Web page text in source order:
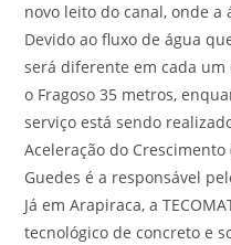
novo leito do canal, onde
Devido ao fluxo de água
será diferente em cada
o Fragoso 35 metros,
serviço está sendo
Aceleração do
Guedes é a responsável
Já em Arapiraca, a
tecnológico de concreto e